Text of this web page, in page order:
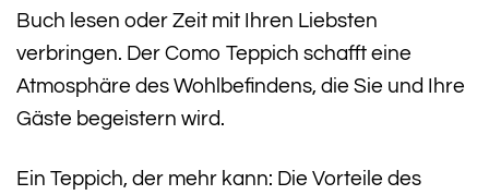
Buch lesen oder Zeit mit Ihren Liebsten
verbringen. Der Como Teppich schafft eine
Atmosphäre des Wohlbefindens, die Sie und Ihre
Gäste begeistern wird.
Ein Teppich, der mehr kann: Die Vorteile des